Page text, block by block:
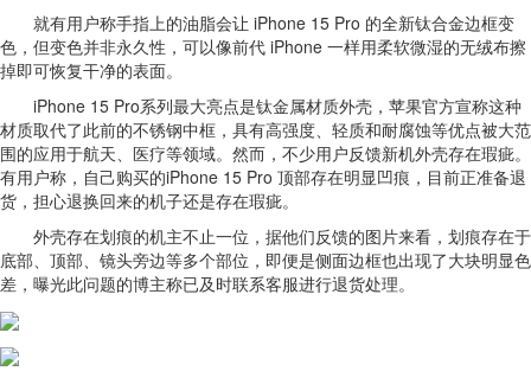
就有用户称手指上的油脂会让 iPhone 15 Pro 的全新钛合金边框变
色，但变色并非永久性，可以像前代 iPhone 一样用柔软微湿的无绒布擦
掉即可恢复干净的表面。
iPhone 15 Pro系列最大亮点是钛金属材质外壳，苹果官方宣称这种
材质取代了此前的不锈钢中框，具有高强度、轻质和耐腐蚀等优点被大范
围的应用于航天、医疗等领域。然而，不少用户反馈新机外壳存在瑕疵。
有用户称，自己购买的iPhone 15 Pro 顶部存在明显凹痕，目前正准备退
货，担心退换回来的机子还是存在瑕疵。
外壳存在划痕的机主不止一位，据他们反馈的图片来看，划痕存在于
底部、顶部、镜头旁边等多个部位，即便是侧面边框也出现了大块明显色
差，曝光此问题的博主称已及时联系客服进行退货处理。